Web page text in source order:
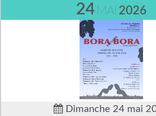
24 MAI 2026
Dimanche 24 mai